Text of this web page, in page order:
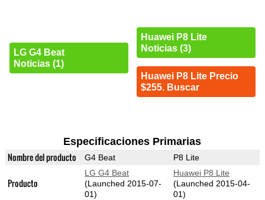
LG G4 Beat
Noticias (1)
Huawei P8 Lite
Noticias (3)
Huawei P8 Lite Precio
$255. Buscar
Especificaciones Primarias
Nombre del producto G4 Beat P8 Lite
Producto
LG G4 Beat
(Launched 2015-07-
01)
Huawei P8 Lite
(Launched 2015-04-
01)